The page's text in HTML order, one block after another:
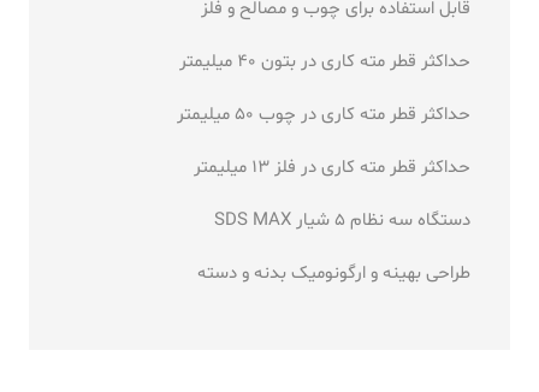
قابل استفاده برای چوب و مصالح و فلز
حداکثر قطر مته کاری در بتون ۴۰ میلیمتر
حداکثر قطر مته کاری در چوب ۵۰ میلیمتر
حداکثر قطر مته کاری در فلز ۱۳ میلیمتر
دستگاه سه نظام ۵ شیار SDS MAX
طراحی بهینه و ارگونومیک بدنه و دسته